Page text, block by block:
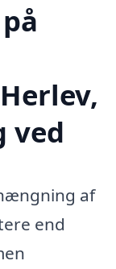
ved
af
end